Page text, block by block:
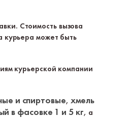
Стоимость вызова
курьера может быть
курьерской компании
и спиртовые, хмель
в фасовке 1 и 5 кг, а